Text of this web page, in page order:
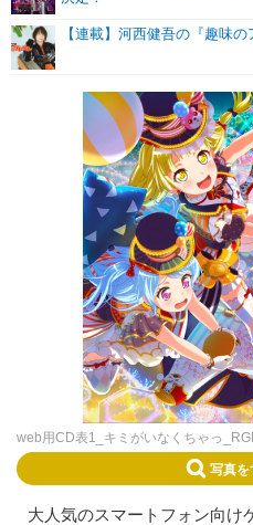
【連載】河西健吾の『趣味の
web用CD表1_キミがいなくちゃっ
写真を
大人気のスマートフォン向け